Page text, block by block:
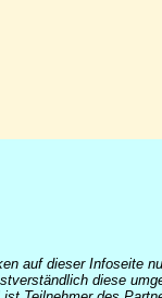
auf dieser Infoseite
diese